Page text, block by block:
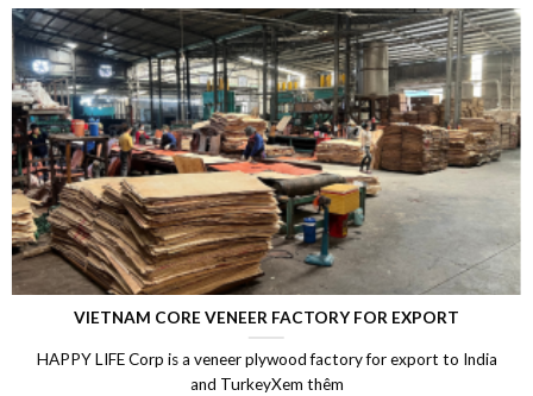
LAMINATED VENEER LUMBER (LVL)
Laminated Wood, LVL Laminated Veneer Lumber, LVL plywood
Vietnam, LVL Timber, Vietnam plywood exportXem thêm